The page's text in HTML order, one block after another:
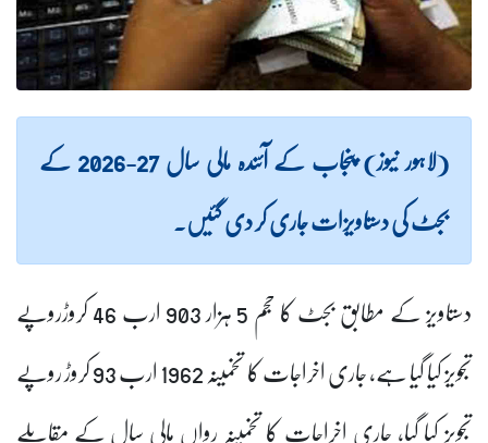
(لاہور نیوز) پنجاب کے آئندہ مالی سال 27-2026 کے
بجٹ کی دستاویزات جاری کر دی گئیں۔
دستاویز کے مطابق بجٹ کا حجم 5 ہزار 903 ارب 46 کروڑروپے
تجویز کیا گیا ہے، جاری اخراجات کا تخمینہ 1962 ارب 93 کروڑ روپے